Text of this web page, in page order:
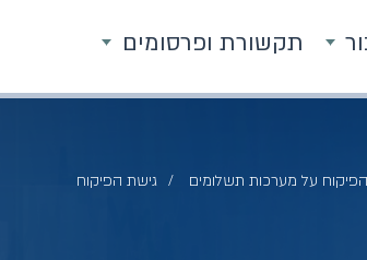
תקשורת ופרסומים
על מערכות תשלומים גישת הפיקוח